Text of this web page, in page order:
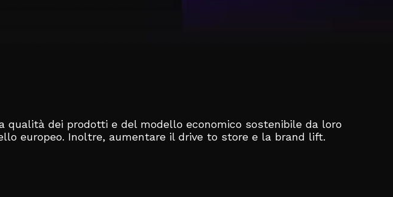
qualità dei prodotti e del modello economico sostenibile da loro
europeo. Inoltre, aumentare il drive to store e la brand lift.